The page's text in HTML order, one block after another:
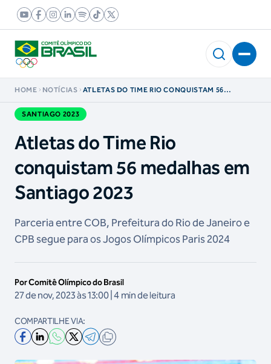
HOME NOTÍCIAS
ATLETAS DO TIME RIO CONQUISTAM 56
SANTIAGO 2023
Atletas do Time Rio
conquistam 56 medalhas em
Santiago 2023
Parceria entre COB, Prefeitura do Rio de Janeiro e
CPB segue para os Jogos Olímpicos Paris 2024
Por Comitê Olímpico do Brasil
27 de nov, 2023 às 13:00 | 4 min de leitura
COMPARTILHE VIA: